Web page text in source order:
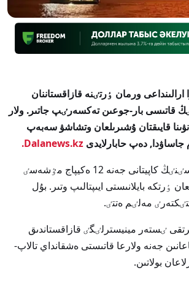
ارالىنداعى ورمان ٶرتٸنە قازاقستاننان
قاتىسى بار-جوعىن تەكسەرٸپ جاتىر. ولار
قايىقتان ۇشىرىلعان وتشاشۋ سەبەپ
دەپ حابارلايدى Dalanews.kz.
“پەرسەفونە” كەمەسٸنٸڭ كاپيتانى جەنە 12 ەكيپاج مٷشەسٸ
ٶرتكە بايلانىستى ايىپتالىپ وتىر. بۇل
مەلٸم ەتتٸ.
ٸستەر مينيسترلٸگٸ قازاقستاندىق
جەنە ولارعا قاتىستى ەشقانداي تالاپ-
بولاتىن.